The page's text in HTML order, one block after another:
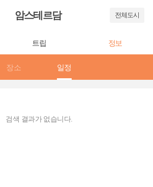
암스테르담 전체도시
트립 정보
장소 일정
검색 결과가 없습니다.